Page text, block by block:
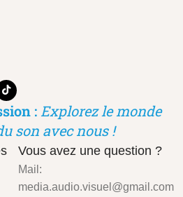
: Explorez le monde
son avec nous !
Vous avez une question ?
Mail:
media.audio.visuel@gmail.com